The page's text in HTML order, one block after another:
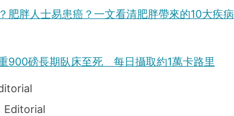
肥胖人士易患癌？一文看清肥胖帶來的10大疾病
900磅長期臥床至死 每日攝取約1萬卡路里
Editorial